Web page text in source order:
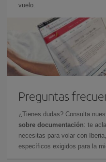
vuelo.
Preguntas
¿Tienes dudas? Consulta
sobre documentación: te
necesitas para volar con
específicos exigidos para la